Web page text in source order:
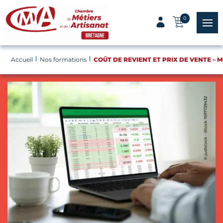
Panneau de gestion des cookies
0
menu
Accueil Nos formations COÛT DE REVIENT ET PRIX DE VENTE –